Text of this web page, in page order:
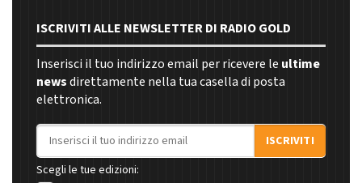
ISCRIVITI ALLE NEWSLETTER DI RADIO GOLD
Inserisci il tuo indirizzo email per ricevere le ultime
newsdirettamente nella tua casella di posta
elettronica.
Indirizzo email
ISCRIVITI
Scegli le tue edizioni: